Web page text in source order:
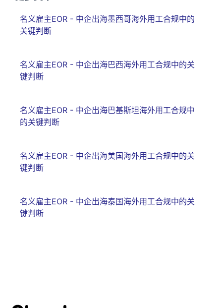
名义雇主EOR - 中企出海墨西哥海外用工合规中的
关键判断
名义雇主EOR - 中企出海巴西海外用工合规中的关
键判断
名义雇主EOR - 中企出海巴基斯坦海外用工合规中
的关键判断
名义雇主EOR - 中企出海美国海外用工合规中的关
键判断
名义雇主EOR - 中企出海泰国海外用工合规中的关
键判断